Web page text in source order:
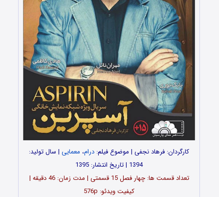
کارگردان: فرهاد نجفی | موضوع فیلم: درام، معمایی | سال تولید:
1394 | تاریخ انتشار: 1395
تعداد قسمت ها: چهار فصل 15 قسمتی | مدت زمان: 46 دقیقه |
کیفیت ویدئو: 576p